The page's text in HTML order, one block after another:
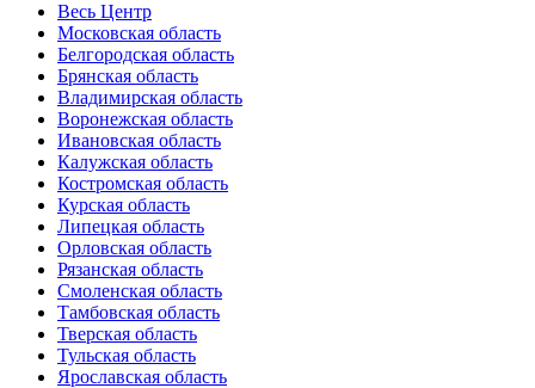
Весь Центр
Московская область
Белгородская область
Брянская область
Владимирская область
Воронежская область
Ивановская область
Калужская область
Костромская область
Курская область
Липецкая область
Орловская область
Рязанская область
Смоленская область
Тамбовская область
Тверская область
Тульская область
Ярославская область